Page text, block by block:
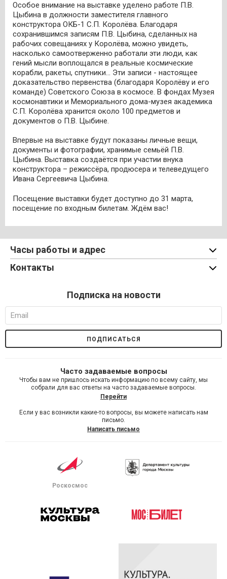
Особое внимание на выставке уделено работе П.В.
Цыбина в должности заместителя главного
конструктора ОКБ-1 С.П. Королёва. Благодаря
сохранившимся записям П.В. Цыбина, сделанных на
рабочих совещаниях у Королёва, можно увидеть,
насколько самоотверженно работали эти люди, как
гений мысли воплощался в реальные космические
корабли, ракеты, спутники… Эти записи - настоящее
доказательство первенства (благодаря Королёву и его
команде) Советского Союза в космосе. В фондах Музея
космонавтики и Мемориального дома-музея академика
С.П. Королёва хранится около 100 предметов и
документов о П.В. Цыбине.
Впервые на выставке будут показаны личные вещи,
документы и фотографии, хранимые семьёй П.В.
Цыбина. Выставка создаётся при участии внука
конструктора – режиссёра, продюсера и телеведущего
Ивана Сергеевича Цыбина.
Посещение выставки будет доступно до 31 марта,
посещение по входным билетам. Ждём вас!
Часы работы и адрес
Контакты
Подписка на новости
Часто задаваемые вопросы
Чтобы вам не пришлось искать информацию по всему сайту, мы
собрали для вас ответы на часто задаваемые вопросы.
Перейти
Если у вас возникли какие-то вопросы, вы можете написать нам
письмо.
Написать письмо
Роскосмос